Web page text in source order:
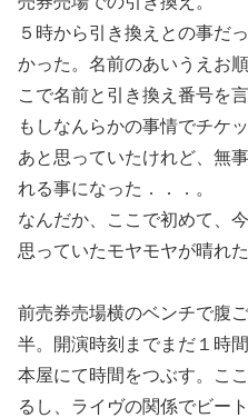
５時から引き換えとの事だ
かった。名前のあいうえお
こで名前と引き換え番号を
もしなんらかの事情でチケ
あと思っていたけれど、無
れる事になった．．．。
なんだか、ここで初めて、
思っていたモヤモヤが晴れた
前売券売場横のベンチで腹
半。開演時刻までまだ１時
本屋にて時間をつぶす。こ
るし、ライヴの関係でビー